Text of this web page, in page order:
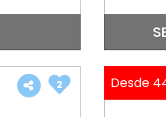
2 Desde